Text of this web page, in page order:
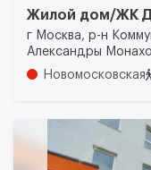
Жилой дом/ЖК
г Москва, р-н
Александры
Новомосковская